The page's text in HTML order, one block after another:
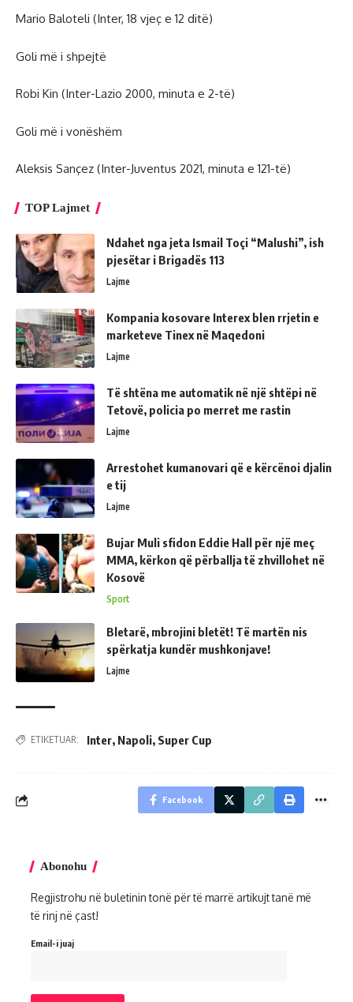
Mario Baloteli (Inter, 18 vjeç e 12 ditë)
Goli më i shpejtë
Robi Kin (Inter-Lazio 2000, minuta e 2-të)
Goli më i vonëshëm
Aleksis Sançez (Inter-Juventus 2021, minuta e 121-të)
TOP Lajmet
Ndahet nga jeta Ismail Toçi “Malushi”, ish
pjesëtar i Brigadës 113
Lajme
Kompania kosovare Interex blen rrjetin e
marketeve Tinex në Maqedoni
Lajme
Të shtëna me automatik në një shtëpi në
Tetovë, policia po merret me rastin
Lajme
Arrestohet kumanovari që e kërcënoi djalin
e tij
Lajme
Bujar Muli sfidon Eddie Hall për një meç
MMA, kërkon që përballja të zhvillohet në
Kosovë
Sport
Bletarë, mbrojini bletët! Të martën nis
spërkatja kundër mushkonjave!
Lajme
ETIKETUAR: Inter, Napoli, Super Cup
Facebook
Abonohu
Regjistrohu në buletinin tonë për të marrë artikujt tanë më
të rinj në çast!
Email-i juaj